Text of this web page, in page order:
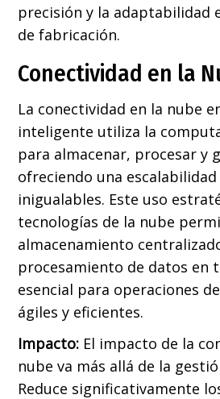
precisión y la adaptabilidad
de fabricación.
Conectividad en la
La conectividad en la nube
inteligente utiliza la
para almacenar, procesar y
ofreciendo una
inigualables. Este uso
tecnologías de la nube
almacenamiento
procesamiento de datos en
esencial para operaciones
ágiles y eficientes.
Impacto:El impacto de la
nube va más allá de la
Reduce significativamente